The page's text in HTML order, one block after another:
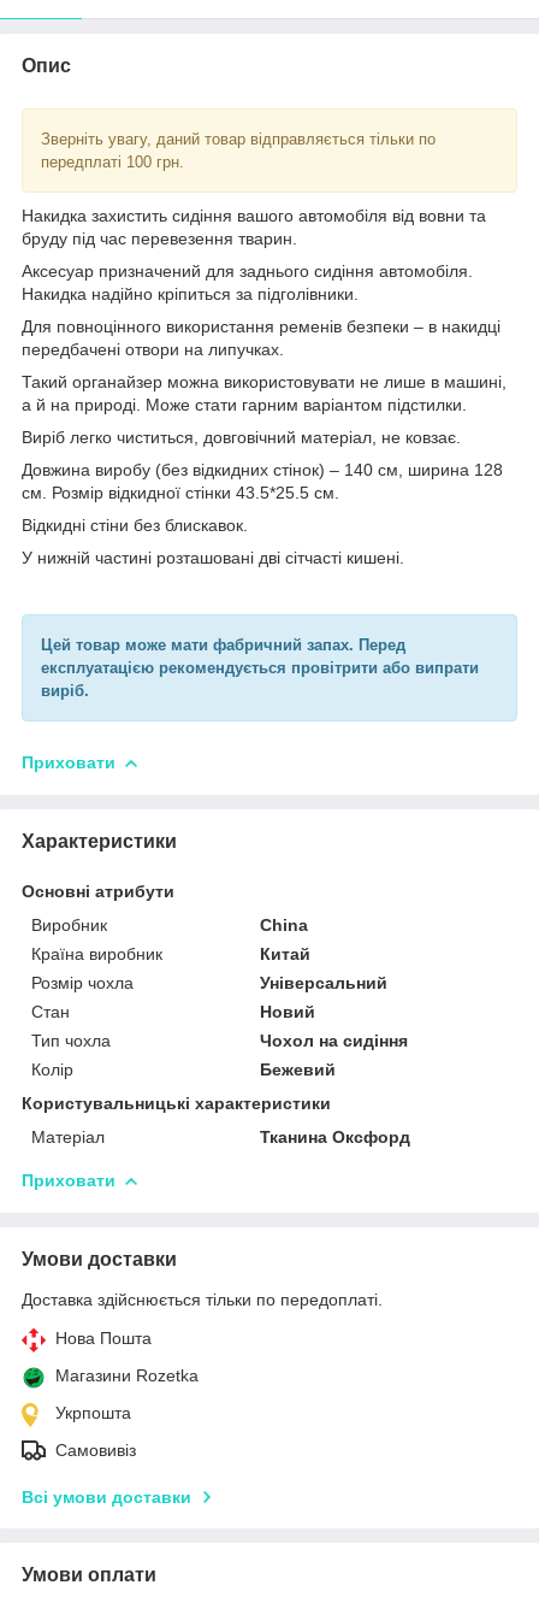
Опис
Зверніть увагу, даний товар відправляється тільки по
передплаті 100 грн.
Накидка захистить сидіння вашого автомобіля від вовни та
бруду під час перевезення тварин.
Аксесуар призначений для заднього сидіння автомобіля.
Накидка надійно кріпиться за підголівники.
Для повноцінного використання ременів безпеки – в накидці
передбачені отвори на липучках.
Такий органайзер можна використовувати не лише в машині,
а й на природі. Може стати гарним варіантом підстилки.
Виріб легко чиститься, довговічний матеріал, не ковзає.
Довжина виробу (без відкидних стінок) – 140 см, ширина 128
см. Розмір відкидної стінки 43.5*25.5 см.
Відкидні стіни без блискавок.
У нижній частині розташовані дві сітчасті кишені.
Цей товар може мати фабричний запах. Перед
експлуатацією рекомендується провітрити або випрати
виріб.
Приховати
Характеристики
Основні атрибути
Виробник
China
Країна виробник
Китай
Розмір чохла
Універсальний
Стан
Новий
Тип чохла
Чохол на сидіння
Колір
Бежевий
Користувальницькі характеристики
Матеріал
Тканина Оксфорд
Приховати
Умови доставки
Доставка здійснюється тільки по передоплаті.
Нова Пошта
Магазини Rozetka
Укрпошта
Самовивіз
Всі умови доставки
Умови оплати